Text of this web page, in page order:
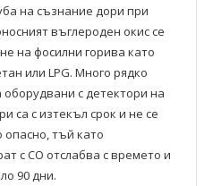
на съзнание дори при
въглероден окис се
на фосилни горива като
или LPG. Много рядко
с детектори на
са с изтекъл срок и не се
опасно, тъй като
с CO отслабва с времето и
90 дни.